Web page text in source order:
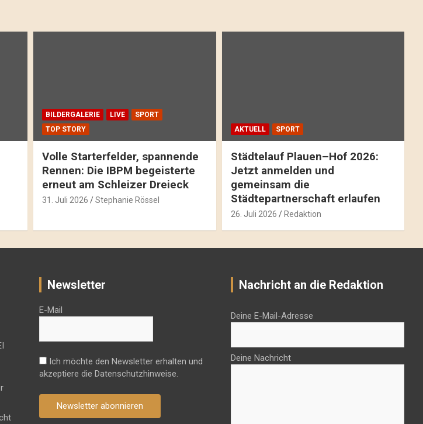
BILDERGALERIE LIVE
SPORT
TOP STORY
Volle Starterfelder, spannende
Rennen: Die IBPM begeisterte
erneut am Schleizer Dreieck
31. Juli 2026 Stephanie Rössel
AKTUELL SPORT
Städtelauf Plauen–Hof 2026:
Jetzt anmelden und
gemeinsam die
Städtepartnerschaft erlaufen
26. Juli 2026 Redaktion
Newsletter
E-Mail
Ich möchte den Newsletter erhalten und
akzeptiere die Datenschutzhinweise.
Newsletter abonnieren
Nachricht an die Redaktion
Deine E-Mail-Adresse
Deine Nachricht